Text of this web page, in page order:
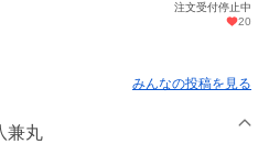
注文受付停止中
20
みんなの投稿を見る
兼丸